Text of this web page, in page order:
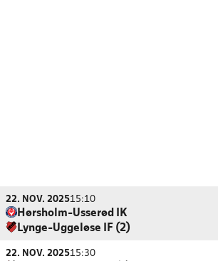
22. NOV. 202515:10
Hørsholm-Usserød IK
Lynge-Uggeløse IF (2)
22. NOV. 202515:30